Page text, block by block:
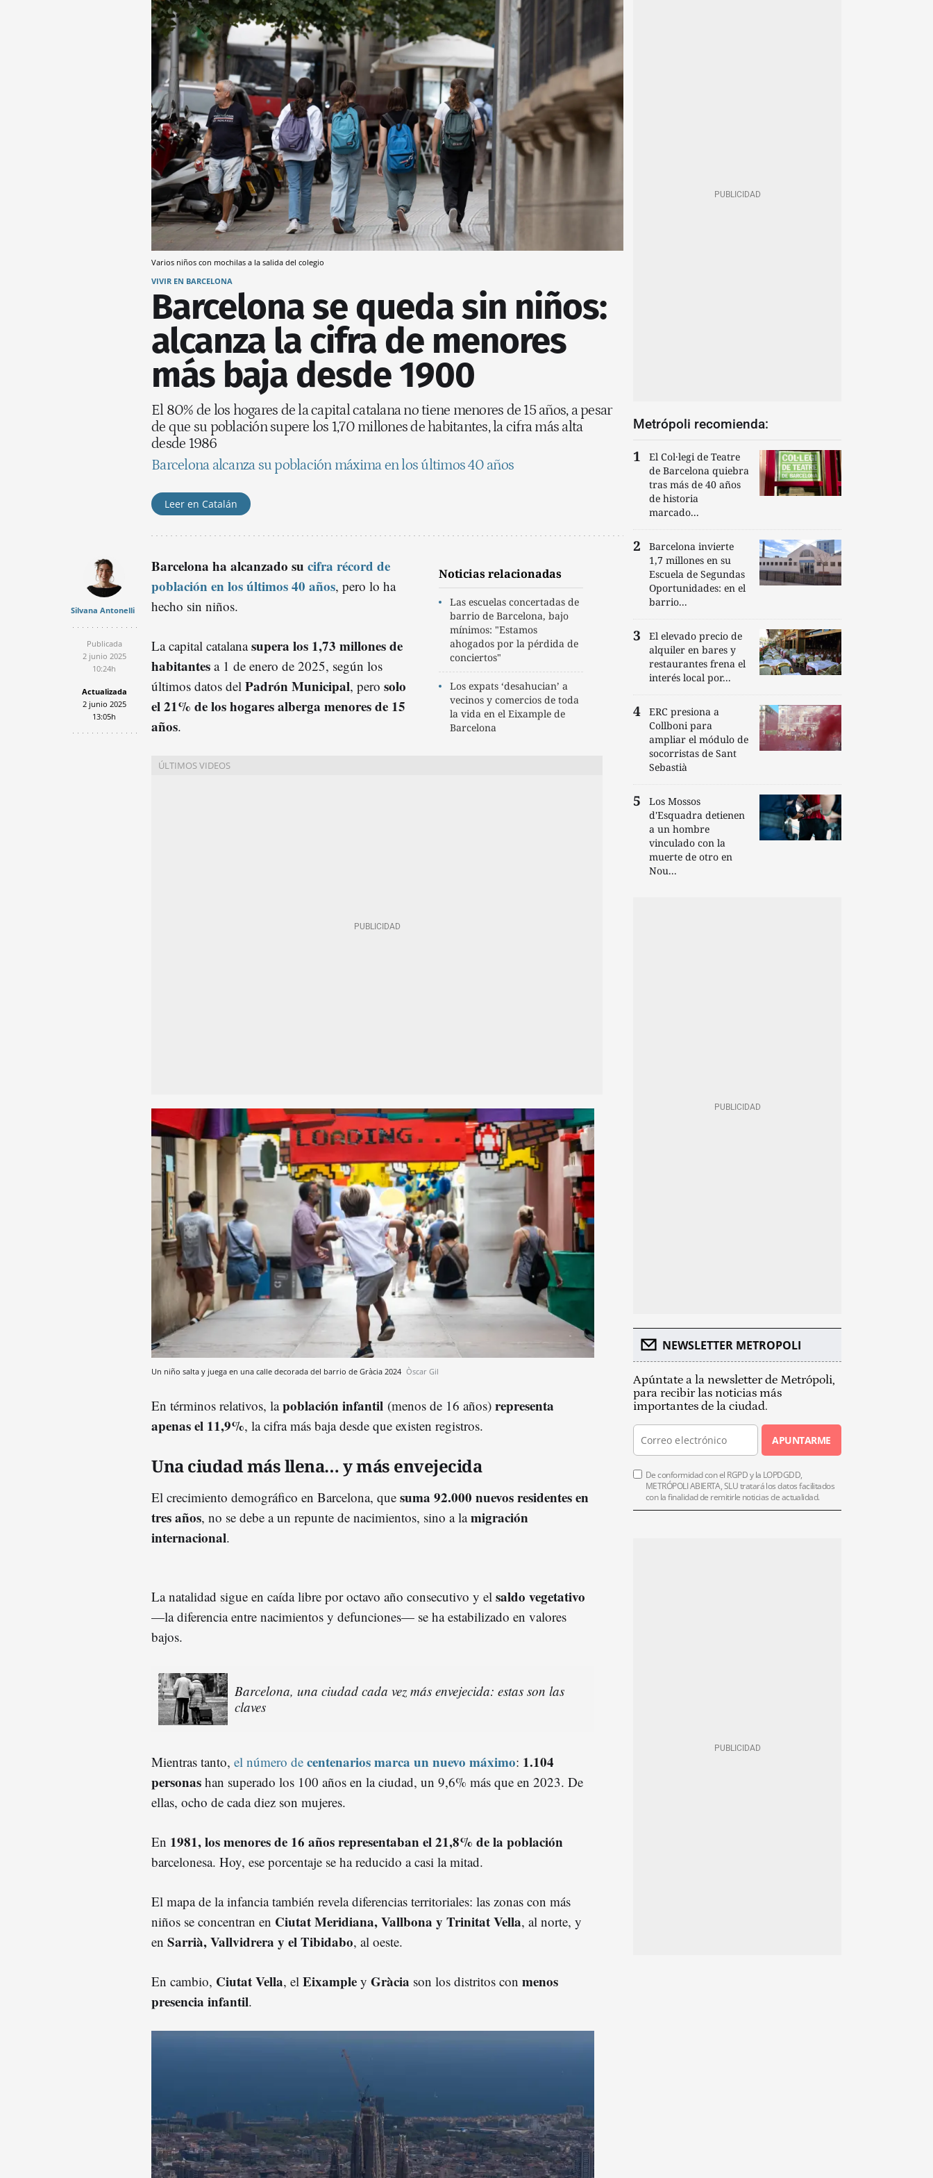
Varios niños con mochilas a la salida del colegio
VIVIR EN BARCELONA
Barcelona se queda sin niños:
alcanza la cifra de menores
más baja desde 1900
El 80% de los hogares de la capital catalana no tiene menores de 15 años, a pesar
de que su población supere los 1,70 millones de habitantes, la cifra más alta
desde 1986
Barcelona alcanza su población máxima en los últimos 40 años
Leer en Catalán
Silvana Antonelli
Publicada
2 junio 2025
10:24h
Actualizada
2 junio 2025
13:05h
Noticias relacionadas
Las escuelas concertadas de
barrio de Barcelona, bajo
mínimos: "Estamos
ahogados por la pérdida de
conciertos"
Los expats ‘desahucian’ a
vecinos y comercios de toda
la vida en el Eixample de
Barcelona
Barcelona ha alcanzado su cifra récord de
población en los últimos 40 años, pero lo ha
hecho sin niños.
La capital catalanasupera los 1,73 millones de
habitantes a 1 de enero de 2025, según los
últimos datos del Padrón Municipal, pero solo
el 21% de los hogares alberga menores de 15
años.
Un niño salta y juega en una calle decorada del barrio de Gràcia 2024 Òscar Gil
En términos relativos, lapoblación infantil (menos de 16 años) representa
apenas el 11,9%, la cifra más baja desde que existen registros.
Una ciudad más llena… y más envejecida
El crecimiento demográfico en Barcelona, que suma 92.000 nuevos residentes en
tres años, no se debe a un repunte de nacimientos, sino a lamigración
internacional.
La natalidad sigue en caída libre por octavo año consecutivo y el saldo vegetativo
—la diferencia entre nacimientos y defunciones— se ha estabilizado en valores
bajos.
Barcelona, una ciudad cada vez más envejecida: estas son las
claves
Mientras tanto, el número de centenarios marca un nuevo máximo: 1.104
personas han superado los 100 años en la ciudad, un 9,6% más que en 2023. De
ellas, ocho de cada diez son mujeres.
En 1981, los menores de 16 años representaban el 21,8% de la población
barcelonesa. Hoy, ese porcentaje se ha reducido a casi la mitad.
El mapa de la infancia también revela diferencias territoriales: las zonas con más
niños se concentran en Ciutat Meridiana, Vallbona y Trinitat Vella, al norte, y
en Sarrià, Vallvidrera y el Tibidabo, al oeste.
En cambio, Ciutat Vella, el Eixample y Gràcia son los distritos con menos
presencia infantil.
Metrópoli recomienda:
El Col·legi de Teatre
de Barcelona quiebra
tras más de 40 años
de historia
marcado...
Barcelona invierte
1,7 millones en su
Escuela de Segundas
Oportunidades: en el
barrio...
El elevado precio de
alquiler en bares y
restaurantes frena el
interés local por...
ERC presiona a
Collboni para
ampliar el módulo de
socorristas de Sant
Sebastià
Los Mossos
d'Esquadra detienen
a un hombre
vinculado con la
muerte de otro en
Nou...
NEWSLETTER METROPOLI
Apúntate a la newsletter de Metrópoli,
para recibir las noticias más
importantes de la ciudad.
APUNTARME
De conformidad con el RGPD y la LOPDGDD,
METRÓPOLI ABIERTA, SLU tratará los datos facilitados
con la finalidad de remitirle noticias de actualidad.